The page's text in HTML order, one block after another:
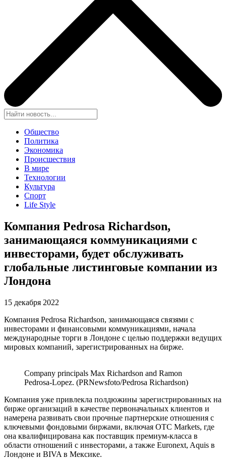
Общество
Политика
Экономика
Происшествия
В мире
Технологии
Культура
Спорт
Life Style
Компания Pedrosa Richardson,
занимающаяся коммуникациями с
инвесторами, будет обслуживать
глобальные листинговые компании из
Лондона
15 декабря 2022
Компания Pedrosa Richardson, занимающаяся связями с
инвесторами и финансовыми коммуникациями, начала
международные торги в Лондоне с целью поддержки ведущих
мировых компаний, зарегистрированных на бирже.
Company principals Max Richardson and Ramon
Pedrosa-Lopez. (PRNewsfoto/Pedrosa Richardson)
Компания уже привлекла полдюжины зарегистрированных на
бирже организаций в качестве первоначальных клиентов и
намерена развивать свои прочные партнерские отношения с
ключевыми фондовыми биржами, включая OTC Markets, где
она квалифицирована как поставщик премиум-класса в
области отношений с инвесторами, а также Euronext, Aquis в
Лондоне и BIVA в Мексике.